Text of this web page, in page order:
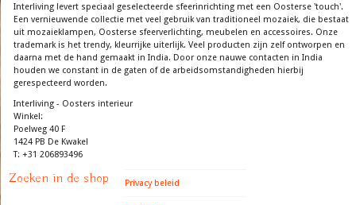
Interliving levert speciaal geselecteerde sfeerinrichting met een Oosterse 'touch'.
Een vernieuwende collectie met veel gebruik van traditioneel mozaiek, die bestaat
uit mozaieklampen, Oosterse sfeerverlichting, meubelen en accessoires. Onze
trademark is het trendy, kleurrijke uiterlijk. Veel producten zijn zelf ontworpen en
daarna met de hand gemaakt in India. Door onze nauwe contacten in India
houden we constant in de gaten of de arbeidsomstandigheden hierbij
gerespecteerd worden.
Interliving - Oosters interieur
Winkel:
Poelweg 40 F
1424 PB De Kwakel
T: +31 206893496
Zoeken in de shop Privacy beleid